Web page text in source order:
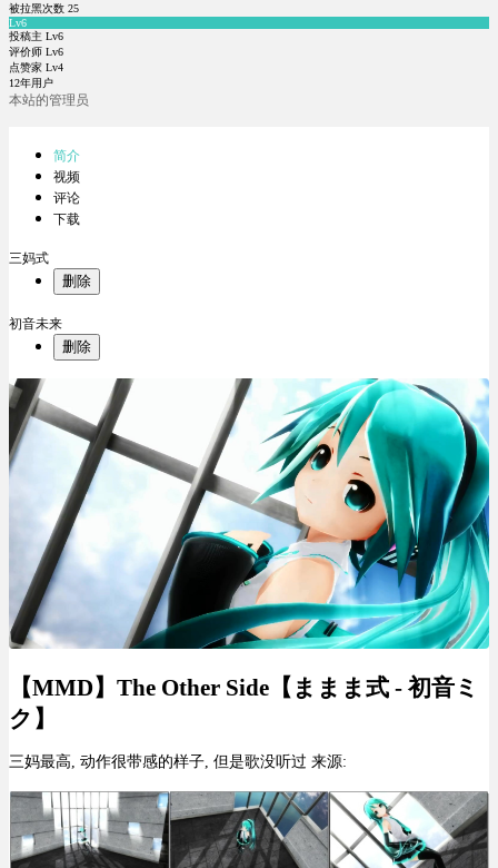
被拉黑次数 25
Lv6
投稿主 Lv6
评价师 Lv6
点赞家 Lv4
12年用户
本站的管理员
简介
视频
评论
下载
三妈式
删除
初音未来
删除
【MMD】The Other Side【ままま式 - 初音ミ
ク】
三妈最高, 动作很带感的样子, 但是歌没听过 来源: